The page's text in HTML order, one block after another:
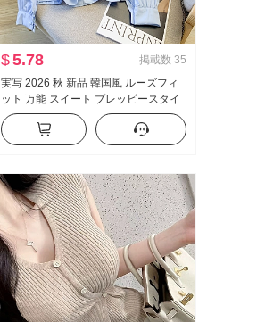
$5.78 掲載数 35
実写 2026 秋 新品 韓国風 ルーズフィ
ット 万能 スイート プレッピースタイ
ル フリル 長袖 シャツ レディーストッ
プス